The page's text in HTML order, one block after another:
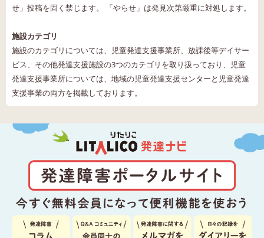
せ」投稿を固く禁じます。 「やらせ」は発見次第厳重に対処します。
施設カテゴリ
施設のカテゴリについては、児童発達支援事業所、放課後等デイサー
ビス、その他発達支援施設の3つのカテゴリを取り扱っており、児童
発達支援事業所については、地域の児童発達支援センターと児童発達
支援事業の両方を掲載しております。